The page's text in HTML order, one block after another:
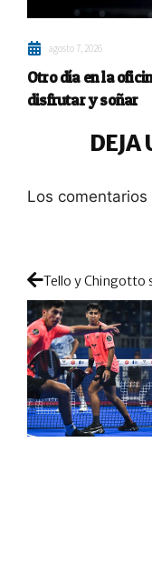
agosto 7, 2026
Otro día en la
disfrutar y soñar
DEJA
Los